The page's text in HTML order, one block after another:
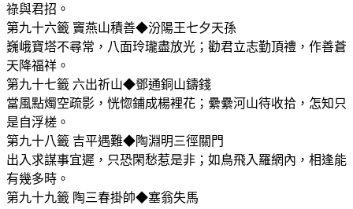
祿與君招。
第九十六籤 竇燕山積善◆汾陽王七夕天孫
巍峨寶塔不尋常，八面玲瓏盡放光；勸君立志勤頂禮，作善蒼
天降福祥。
第九十七籤 六出祈山◆鄧通銅山鑄錢
當風點燭空疏影，恍惚鋪成楊裡花；纍纍河山待收拾，怎知只
是自浮槎。
第九十八籤 吉平遇難◆陶淵明三徑關門
出入求謀事宜遲，只恐閑愁惹是非；如鳥飛入羅網內，相逢能
有幾多時。
第九十九籤 陶三春掛帥◆塞翁失馬